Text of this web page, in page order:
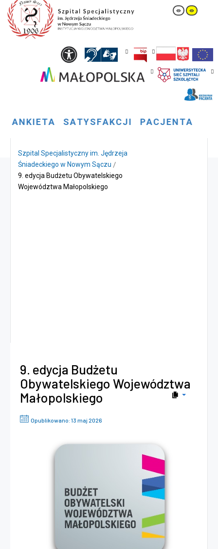
ANKIETA SATYSFAKCJI PACJENTA
Szpital Specjalistyczny im. Jędrzeja
Śniadeckiego w Nowym Sączu
9. edycja Budżetu Obywatelskiego
Województwa Małopolskiego
9. edycja Budżetu
Obywatelskiego Województwa
Małopolskiego
Opublikowano: 13 maj 2026